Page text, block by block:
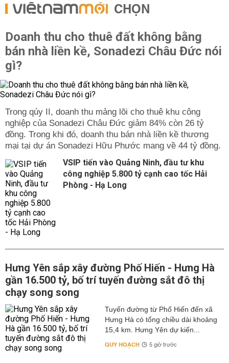
CHỌN
Doanh thu cho thuê đất không bằng
bán nhà liền kề, Sonadezi Châu Đức nói
gì?
Trong qúy II, doanh thu mảng lõi cho thuê khu công
nghiệp của Sonadezi Châu Đức giảm 84% còn 26 tỷ
đồng. Trong khi đó, doanh thu bán nhà liền kề thương
mại tại dự án Sonadezi Hữu Phước mang về 44 tỷ đồng.
VSIP tiến vào Quảng Ninh, đầu tư khu
công nghiệp 5.800 tỷ cạnh cao tốc Hải
Phòng - Hạ Long
Hưng Yên sắp xây đường Phố Hiến - Hưng Hà
gần 16.500 tỷ, bố trí tuyến đường sắt đô thị
chạy song song
Tuyến đường từ Phố Hiến đến xã
Hưng Hà có tổng chiều dài khoảng
15,4 km. Hưng Yên dự kiến...
QUY HOẠCH 5 giờ trước